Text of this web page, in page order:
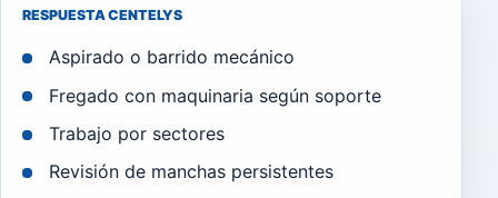
RESPUESTA CENTELYS
Aspirado o barrido mecánico
Fregado con maquinaria según soporte
Trabajo por sectores
Revisión de manchas persistentes